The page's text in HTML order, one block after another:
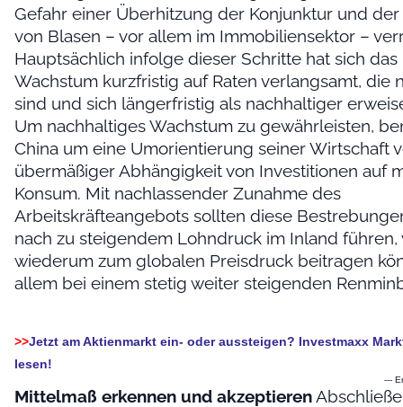
Gefahr einer Überhitzung der Konjunktur und
von Blasen – vor allem im Immobiliensektor –
Hauptsächlich infolge dieser Schritte hat sich das
Wachstum kurzfristig auf Raten verlangsamt, die
sind und sich längerfristig als nachhaltiger
Um nachhaltiges Wachstum zu gewährleisten,
China um eine Umorientierung seiner Wirtschaft
übermäßiger Abhängigkeit von Investitionen auf
Konsum. Mit nachlassender Zunahme des
Arbeitskräfteangebots sollten diese
nach zu steigendem Lohndruck im Inland führen,
wiederum zum globalen Preisdruck beitragen
allem bei einem stetig weiter steigenden
>>Jetzt am Aktienmarkt ein- oder aussteigen? Investmaxx
lesen!
---
Mittelmaß erkennen und akzeptieren